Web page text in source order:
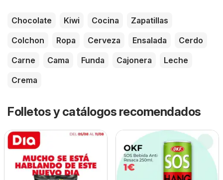
Chocolate Kiwi Cocina
Zapatillas
Colchon
Ropa Cerveza Ensalada
Cerdo
Carne
Cama Funda Cajonera
Leche
Crema
Folletos y catálogos recomendados